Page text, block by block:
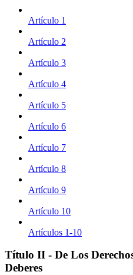
Artículo 1
Artículo 2
Artículo 3
Artículo 4
Artículo 5
Artículo 6
Artículo 7
Artículo 8
Artículo 9
Artículo 10
Artículos 1-10
Título II - De Los
Deberes